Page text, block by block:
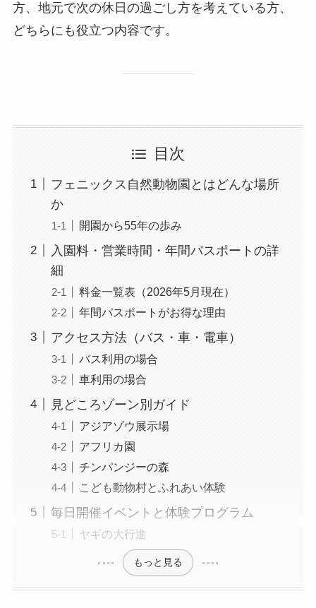
方、地元で次の休日の過ごし方を考えている方、
どちらにも役立つ内容です。
目次
フェニックス自然動物園とはどんな場所
か
開園から55年の歩み
入園料・営業時間・年間パスポートの詳
細
料金一覧表（2026年5月現在）
年間パスポートがお得な理由
アクセス方法（バス・車・電車）
バス利用の場合
車利用の場合
見どころゾーン別ガイド
アジアゾウ展示場
アフリカ園
チンパンジーの森
こども動物村とふれあい体験
毎日開催イベントと体験プログラム
ヤギの大行進
もっと見る